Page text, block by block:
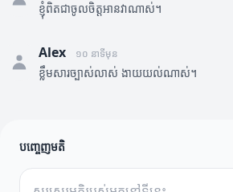
ខ្ញុំពិតជាចូលចិត្តអានវាណាស់។
Alex ១០ នាទីមុន
ខ្លឹមសារច្បាស់លាស់ ងាយយល់ណាស់។
បញ្ចេញមតិ